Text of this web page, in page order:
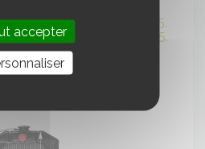
485XL, 585, 585XL, 685,
885XL, 595, 595XL, 695,
895XL - CASE IH
accepter